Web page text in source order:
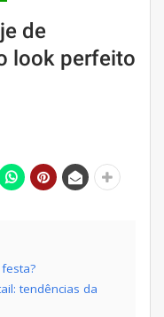
de
look perfeito
tendências da